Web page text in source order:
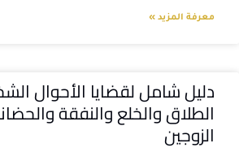
معرفة المزيد »
دليل شامل لقضايا الأحوال
الطلاق والخلع والنفقة
الزوجين